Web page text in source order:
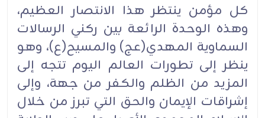
كل مؤمن ينتظر هذا الانتصار العظيم،
وهذه الوحدة الرائعة بين ركني الرسالات
السماوية المهدي(عج) والمسيح(ع)، وهو
ينظر إلى تطورات العالم اليوم تتجه إلى
المزيد من الظلم والكفر من جهة، وإلى
إشراقات الإيمان والحق التي تبرز من خلال